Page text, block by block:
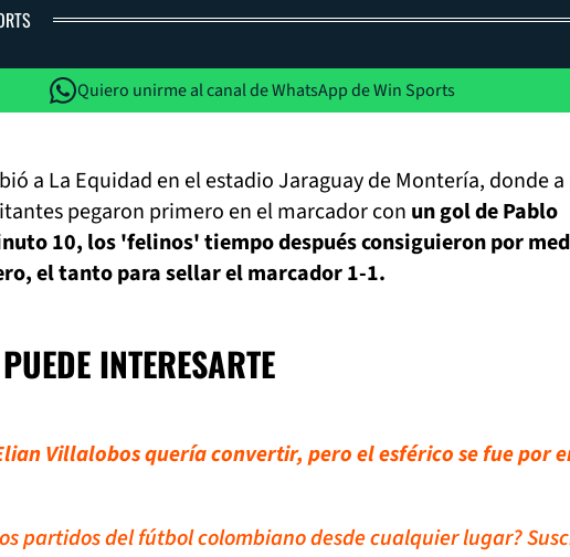
Quiero unirme al canal de WhatsApp de Win Sports
a La Equidad en el estadio Jaraguay de Montería, donde a
pegaron primero en el marcador con un gol de Pablo
10, los 'felinos' tiempo después consiguieron por
el tanto para sellar el marcador 1-1.
INTERESARTE
Villalobos quería convertir, pero el esférico se fue por
partidos del fútbol colombiano desde cualquier lugar?